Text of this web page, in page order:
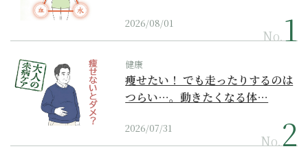
2026/08/01
No.
健康
痩せたい！ でも走ったりするのは
つらい…。動きたくなる体…
2026/07/31
No.